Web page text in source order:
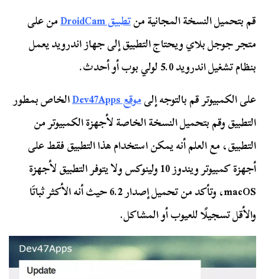
قم بتحميل النسخة المجانية منتطبيق DroidCam
من على
متجر جوجل بلاي ويحتاج التطبيق إلى جهاز اندرويد يعمل
بنظام تشغيل اندرويد 5.0 لولي بوب أو أحدث.
على الكمبيوتر قم بالتوجه إلىموقع Dev47Apps
الخاص بمطور
التطبيق وقم بتحميل النسخة الخاصة لأجهزة الكمبيوتر من
التطبيق، مع العلم أنه يمكن استخدام هذا التطبيق فقط على
أجهزة كمبيوتر ويندوز 10 ولينوكس ولا يتوفر التطبيق لأجهزة
macOS، وتأكد من تحميل إصدار 6.2 حيث أنه الأكثر ثباتَا
والأقل تسجيلًا للعيوب أو المشاكل.